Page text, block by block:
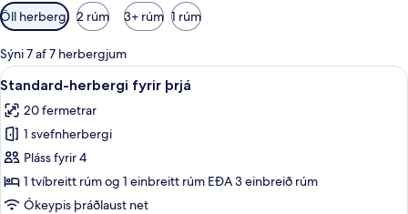
Síur
í
boði
fyrir
herbergi
Öll herbergi 2 rúm 3+ rúm 1 rúm
Sýni 7 af 7 herbergjum
Skoða
allar
myndir
fyrir
Standard-
herbergi
fyrir
Standard-herbergi fyrir þrjá |
5
Standard-herbergi fyrir þrjá
20 fermetrar
1 svefnherbergi
Pláss fyrir 4
1 tvíbreitt rúm og 1 einbreitt rúm EÐA 3 einbreið rúm
Ókeypis þráðlaust net